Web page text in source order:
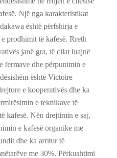
Një nga karakteristikat
është përfshirja e
prodhimit të kafesë. Rreth
janë gra, të cilat luajnë
fermave dhe përpunimin e
është Victoire
e kooperativës dhe ka
e teknikave të
kafesë. Nën drejtimin e saj,
e kafesë organike me
dhe ka arritur të
me 30%. Përkushtimi